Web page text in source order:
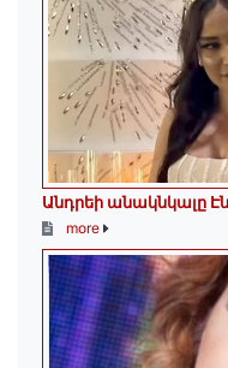
Անդրեի անակնկալը
more